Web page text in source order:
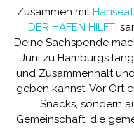
Zusammen mit
DER HAFEN HILFT!
Deine Sachspende
Juni zu Hamburgs
und Zusammenhalt
geben kannst. Vor Ort
Snacks, sondern
Gemeinschaft, die